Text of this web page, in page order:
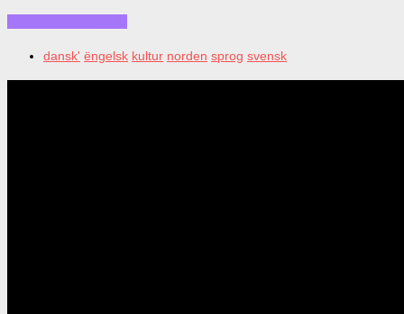
dansk' ëngelsk kultur norden sprog svensk